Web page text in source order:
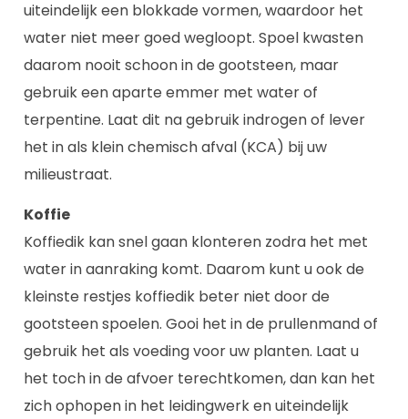
uiteindelijk een blokkade vormen, waardoor het
water niet meer goed wegloopt. Spoel kwasten
daarom nooit schoon in de gootsteen, maar
gebruik een aparte emmer met water of
terpentine. Laat dit na gebruik indrogen of lever
het in als klein chemisch afval (KCA) bij uw
milieustraat.
Koffie
Koffiedik kan snel gaan klonteren zodra het met
water in aanraking komt. Daarom kunt u ook de
kleinste restjes koffiedik beter niet door de
gootsteen spoelen. Gooi het in de prullenmand of
gebruik het als voeding voor uw planten. Laat u
het toch in de afvoer terechtkomen, dan kan het
zich ophopen in het leidingwerk en uiteindelijk